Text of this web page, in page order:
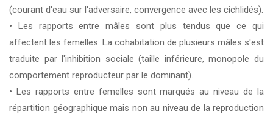
(courant d'eau sur l'adversaire, convergence avec les cichlidés).
• Les rapports entre mâles sont plus tendus que ce qui
affectent les femelles. La cohabitation de plusieurs mâles s'est
traduite par l'inhibition sociale (taille inférieure, monopole du
comportement reproducteur par le dominant).
• Les rapports entre femelles sont marqués au niveau de la
répartition géographique mais non au niveau de la reproduction